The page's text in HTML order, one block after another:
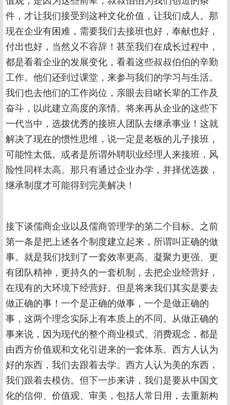
件，才让我们接受到这种文化价值，让我们成人。那
现在企业有困难，需要我们去接班也好，奉献也好，
付出也好，当然义不容辞！甚至我们在成长过程中，
都是看着企业的发展变化，看着这些叔叔伯伯的辛勤
工作。他们还到过课堂，来参与我们的学习与生活。
我们也去他们的工作岗位，亲眼去目睹长辈的工作及
奋斗，以此建立高度的亲情。将来再从企业的这些下
一代当中，选拨优秀的接班人团队去继承事业！这就
解决了现在的惯性思维，说一定是老板的儿子接班，
可能性太低。或者是所谓外聘职业经理人来接班，风
险性同样太高。那只有通过企业办学，并择优选拨，
继承制度才可能得到完美解决！
接下谈儒商企业以及儒商管理学的第二个目标。之前
第一条是把上述各个制度建立起来，所谓叫正确的做
事。就是我们找到了一套效率更高、凝聚力更强、更
有团队精神，更持久的一套机制，去把企业经营好，
在现有的大环境下经营好。但是将来我们其实是要去
做正确的事！一个是正确的做事，一个是做正确的
事，这两个理念实际上有本质上的不同。从做正确的
事来说，因为现代的整个商业模式、消费观念，都是
由西方价值观和文化引进来的一套体系。西方人认为
好的东西，我们去跟着去学。西方人认为美的东西，
我们跟着去模仿。但下一步来讲，我们是要从中国文
化的信仰、价值观、审美，包括人常日用，去重新构